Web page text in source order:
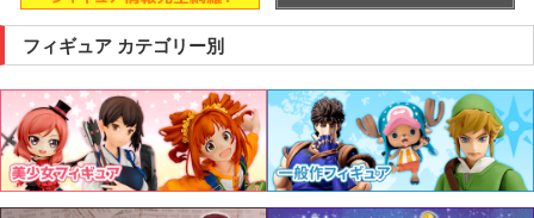
フィギュア カテゴリー別